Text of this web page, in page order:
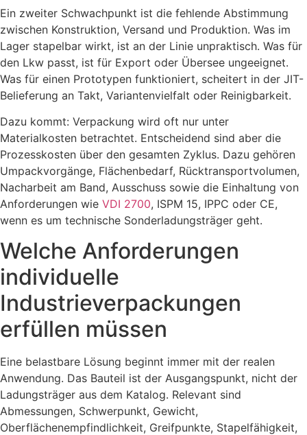
Ein zweiter Schwachpunkt ist die fehlende Abstimmung
zwischen Konstruktion, Versand und Produktion. Was im
Lager stapelbar wirkt, ist an der Linie unpraktisch. Was für
den Lkw passt, ist für Export oder Übersee ungeeignet.
Was für einen Prototypen funktioniert, scheitert in der JIT-
Belieferung an Takt, Variantenvielfalt oder Reinigbarkeit.
Dazu kommt: Verpackung wird oft nur unter
Materialkosten betrachtet. Entscheidend sind aber die
Prozesskosten über den gesamten Zyklus. Dazu gehören
Umpackvorgänge, Flächenbedarf, Rücktransportvolumen,
Nacharbeit am Band, Ausschuss sowie die Einhaltung von
Anforderungen wie VDI 2700, ISPM 15, IPPC oder CE,
wenn es um technische Sonderladungsträger geht.
Welche Anforderungen
individuelle
Industrieverpackungen
erfüllen müssen
Eine belastbare Lösung beginnt immer mit der realen
Anwendung. Das Bauteil ist der Ausgangspunkt, nicht der
Ladungsträger aus dem Katalog. Relevant sind
Abmessungen, Schwerpunkt, Gewicht,
Oberflächenempfindlichkeit, Greifpunkte, Stapelfähigkeit,